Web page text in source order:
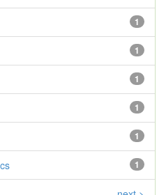
1
1
1
1
1
1